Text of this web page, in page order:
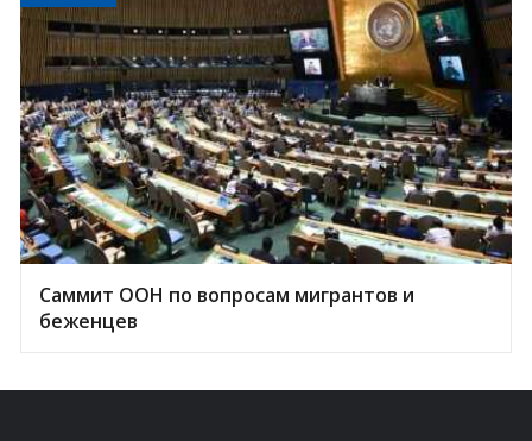
Саммит ООН по вопросам мигрантов и
беженцев